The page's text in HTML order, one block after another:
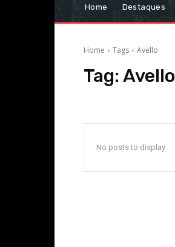
Home Destaques
Home Tags Avello
Tag: Avello
No posts to display